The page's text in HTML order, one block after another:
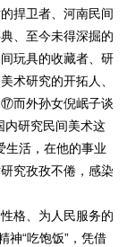
捍卫者、河南民间
、至今未得深掘的
玩具的收藏者、研
术研究的开拓人、
而外孙女倪岷子谈
内研究民间美术这
生活，在他的事业
究孜孜不倦，感染
格、为人民服务的
神“吃饱饭”，凭借